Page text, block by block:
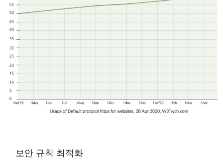
보안 규칙 최적화